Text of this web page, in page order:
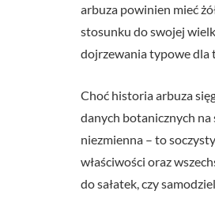
arbuza powinien mieć
stosunku do swojej
dojrzewania typowe dla
Choć historia arbuza
danych botanicznych
niezmienna – to
właściwości oraz
do sałatek, czy